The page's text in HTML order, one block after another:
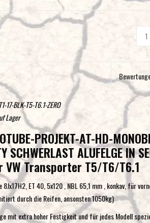
17-BLK-T5-T6.1-ZERO
Lager
PROJEKT-AT-HD-
SCHWERLAST ALUFELGE IN
VW Transporter T5/T6/T6.1
8Jx17H2, ET 40, 5x120 , NBL 65,1 mm , konkav, für
durch die Reifen, ansonsten 1050kg)
mit extra hoher Festigkeit und für jedes Modell